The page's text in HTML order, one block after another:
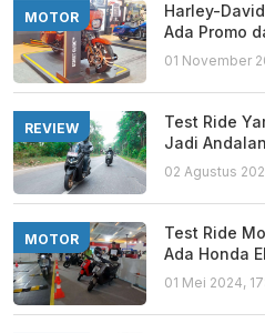
MOTOR
Harley-
Ada Promo
01 November
REVIEW
Test Ride
Jadi
02 Agustus
MOTOR
Test Ride
Ada Honda
01 Mei 2024,